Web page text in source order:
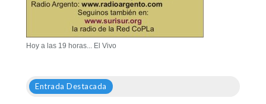
Hoy a las 19 horas... El Vivo
Entrada Destacada